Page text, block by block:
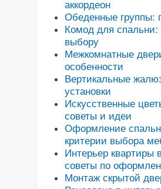
аккордеон
Обеденные группы:
Комод для спальни:
выбору
Межкомнатные
особенности
Вертикальные
установки
Искусственные
советы и идеи
Оформление
критерии выбора
Интерьер квартиры
советы по
Монтаж скрытой